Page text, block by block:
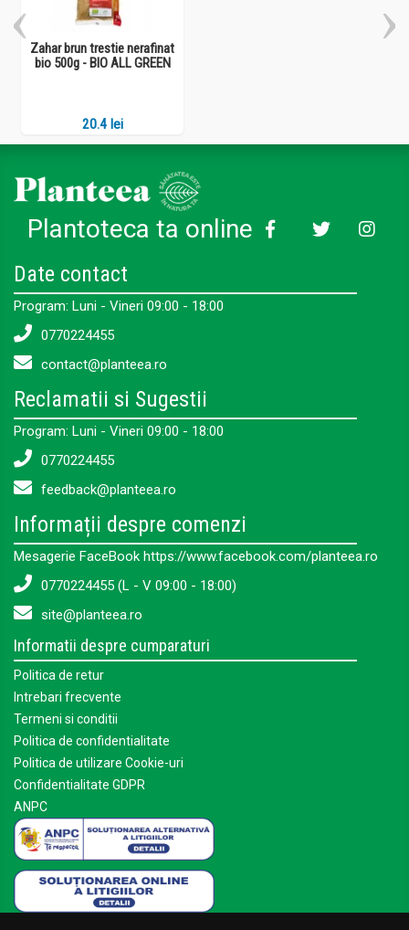
Zahar brun trestie nerafinat
bio 500g - BIO ALL GREEN
20.4 lei
Plantoteca ta online
Date contact
Program: Luni - Vineri 09:00 - 18:00
0770224455
contact@planteea.ro
Reclamatii si Sugestii
Program: Luni - Vineri 09:00 - 18:00
0770224455
feedback@planteea.ro
Informații despre comenzi
Mesagerie FaceBook https://www.facebook.com/planteea.ro
0770224455 (L - V 09:00 - 18:00)
site@planteea.ro
Informatii despre cumparaturi
Politica de retur
Intrebari frecvente
Termeni si conditii
Politica de confidentialitate
Politica de utilizare Cookie-uri
Confidentialitate GDPR
ANPC